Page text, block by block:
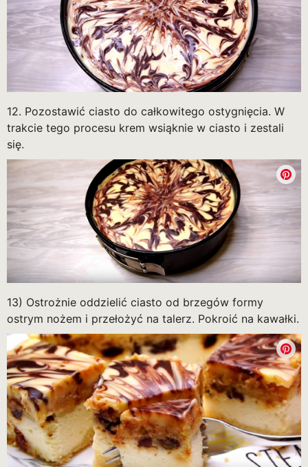
12. Pozostawić ciasto do całkowitego ostygnięcia. W
trakcie tego procesu krem wsiąknie w ciasto i zestali
się.
13) Ostrożnie oddzielić ciasto od brzegów formy
ostrym nożem i przełożyć na talerz. Pokroić na kawałki.